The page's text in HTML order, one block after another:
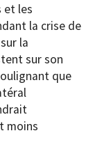
et les
la crise de
la
sur son
que
moins